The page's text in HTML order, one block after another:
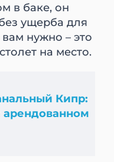
в баке, он
ущерба для
нужно – это
на место.
Кипр:
арендованном